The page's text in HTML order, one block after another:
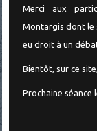
Merci aux
Montargis dont le
eu droit à un
Bientôt, sur ce
Prochaine séance